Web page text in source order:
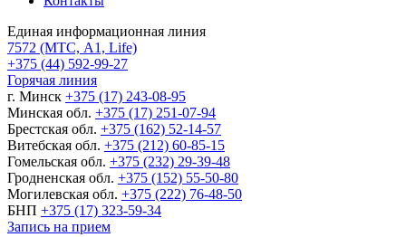
Единая информационная линия
7572 (МТС, A1, Life)
+375 (44) 592-99-27
Горячая линия
г. Минск +375 (17) 243-08-95
Минская обл. +375 (17) 251-07-94
Брестская обл. +375 (162) 52-14-57
Витебская обл. +375 (212) 60-85-15
Гомельская обл. +375 (232) 29-39-48
Гродненская обл. +375 (152) 55-50-80
Могилевская обл. +375 (222) 76-48-50
БНП +375 (17) 323-59-34
Запись на прием